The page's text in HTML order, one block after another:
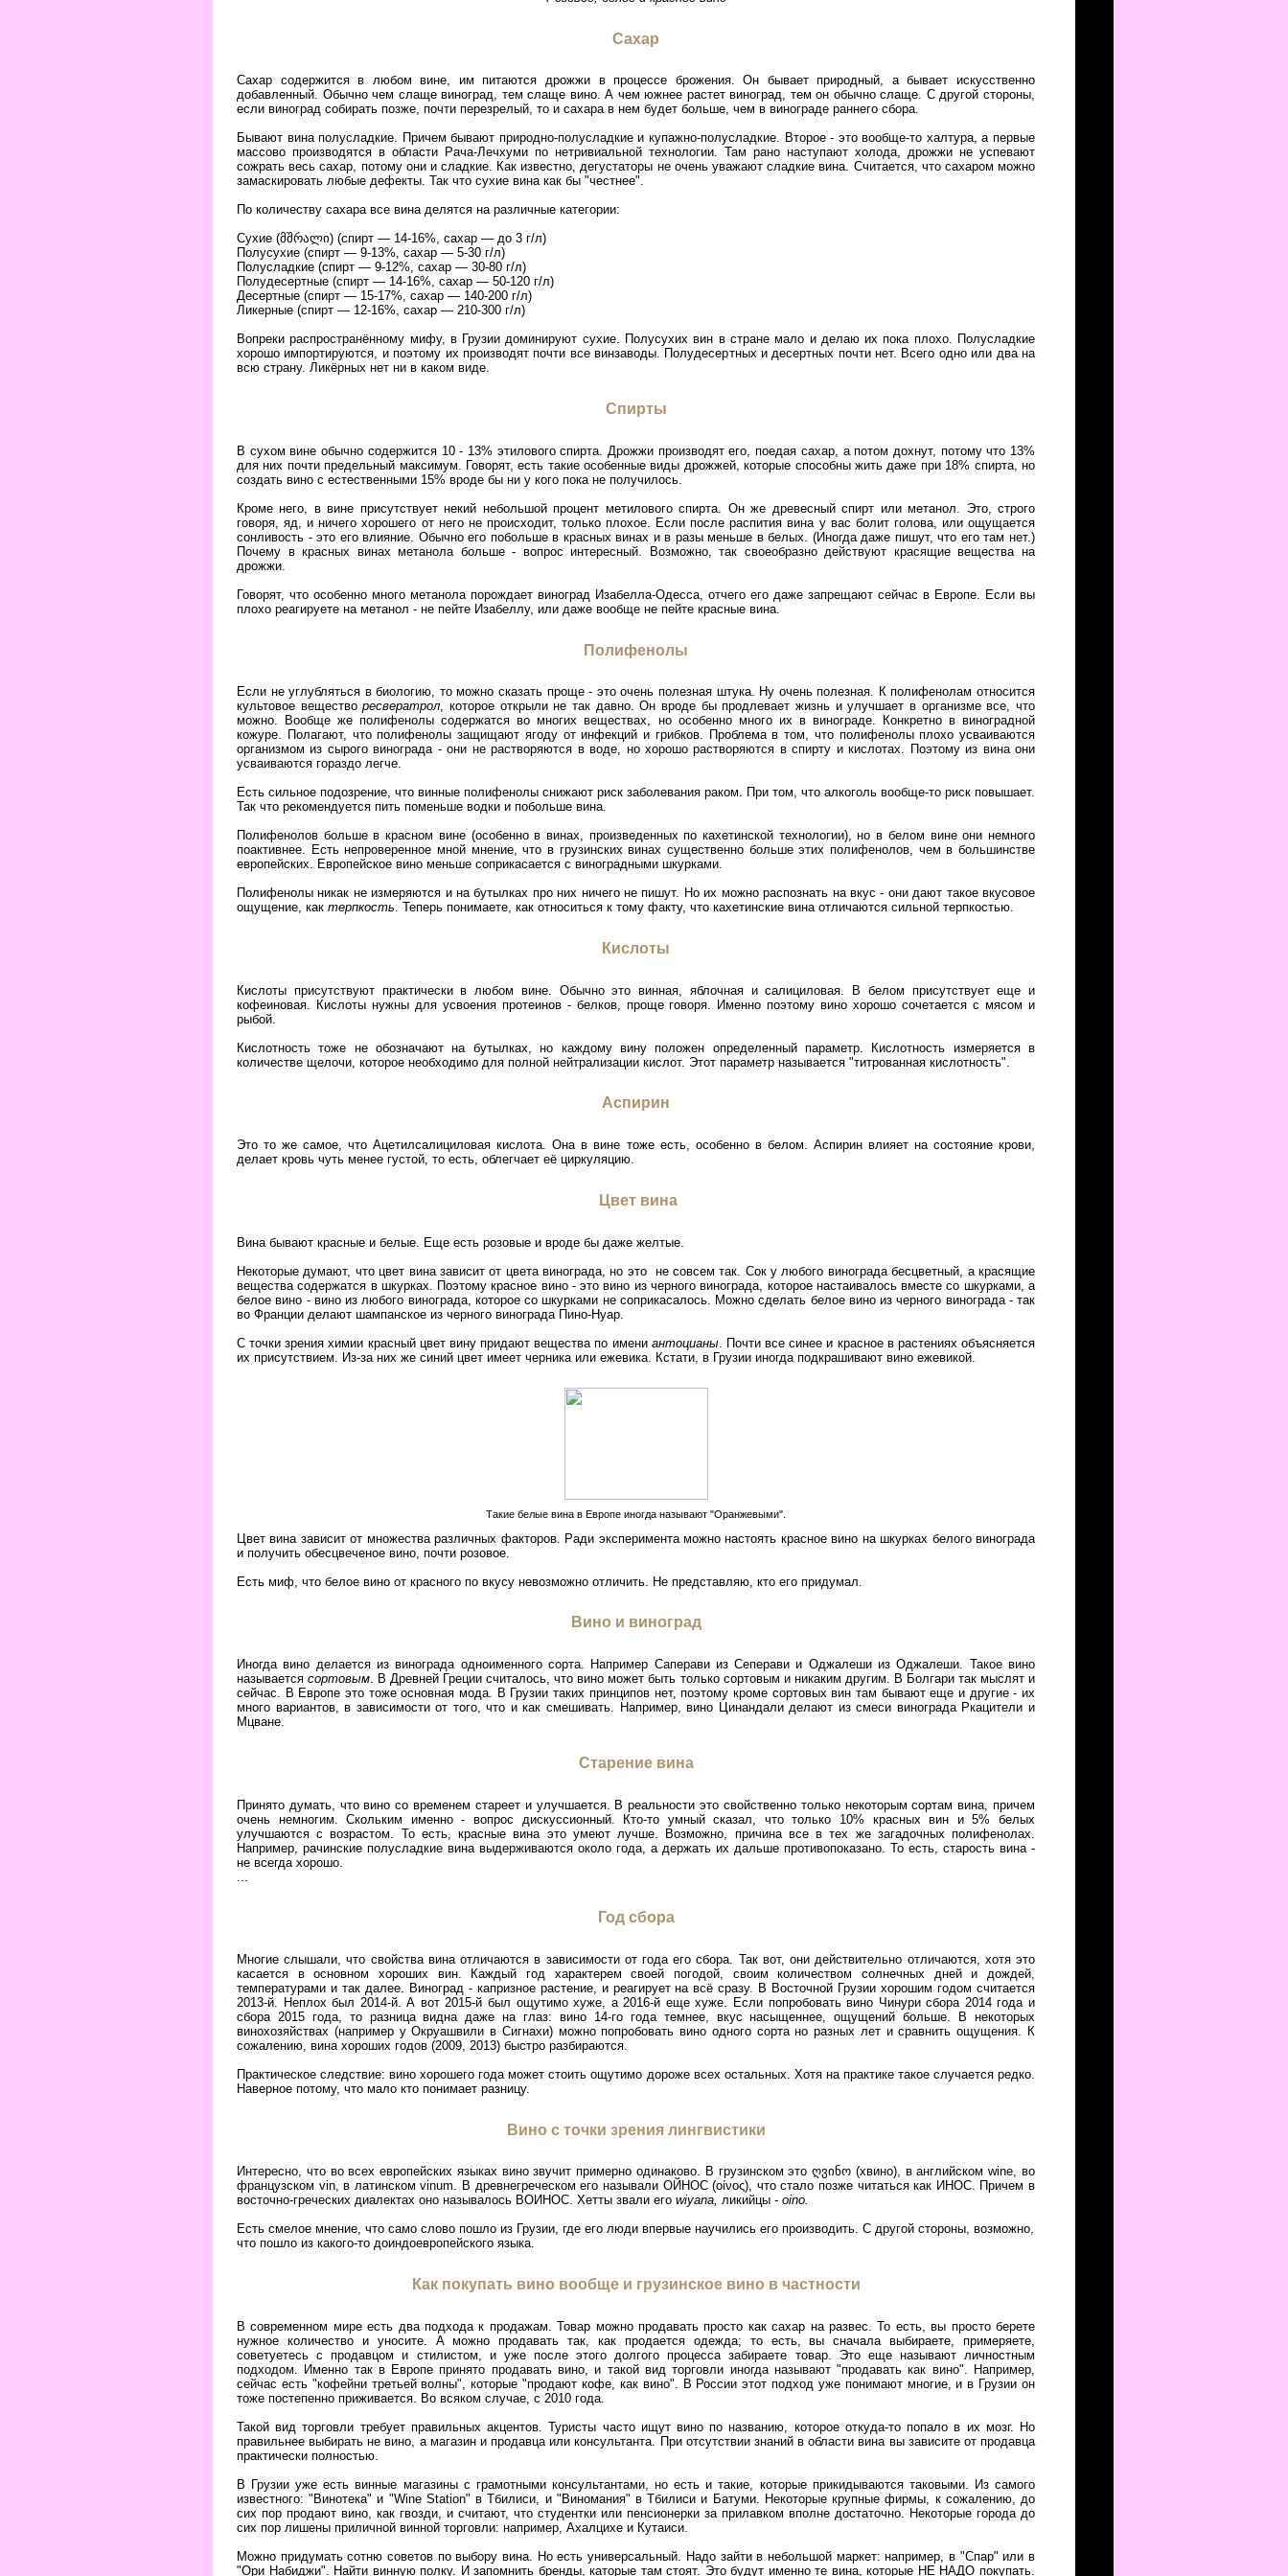
Сахар
Сахар содержится в любом вине, им питаются дрожжи в процессе брожения. Он бывает природный, а бывает искусственно
добавленный. Обычно чем слаще виноград, тем слаще вино. А чем южнее растет виноград, тем он обычно слаще. С другой стороны,
если виноград собирать позже, почти перезрелый, то и сахара в нем будет больше, чем в винограде раннего сбора.
Бывают вина полусладкие. Причем бывают природно-полусладкие и купажно-полусладкие. Второе - это вообще-то халтура, а первые
массово производятся в области Рача-Лечхуми по нетривиальной технологии. Там рано наступают холода, дрожжи не успевают
сожрать весь сахар, потому они и сладкие. Как известно, дегустаторы не очень уважают сладкие вина. Считается, что сахаром можно
замаскировать любые дефекты. Так что сухие вина как бы "честнее".
По количеству сахара все вина делятся на различные категории:
Сухие (მშრალი) (спирт — 14-16%, сахар — до 3 г/л)
Полусухие (спирт — 9-13%, сахар — 5-30 г/л)
Полусладкие (спирт — 9-12%, сахар — 30-80 г/л)
Полудесертные (спирт — 14-16%, сахар — 50-120 г/л)
Десертные (спирт — 15-17%, сахар — 140-200 г/л)
Ликерные (спирт — 12-16%, сахар — 210-300 г/л)
Вопреки распространённому мифу, в Грузии доминируют сухие. Полусухих вин в стране мало и делаю их пока плохо. Полусладкие
хорошо импортируются, и поэтому их производят почти все винзаводы. Полудесертных и десертных почти нет. Всего одно или два на
всю страну. Ликёрных нет ни в каком виде.
Спирты
В сухом вине обычно содержится 10 - 13% этилового спирта. Дрожжи производят его, поедая сахар, а потом дохнут, потому что 13%
для них почти предельный максимум. Говорят, есть такие особенные виды дрожжей, которые способны жить даже при 18% спирта, но
создать вино с естественными 15% вроде бы ни у кого пока не получилось.
Кроме него, в вине присутствует некий небольшой процент метилового спирта. Он же древесный спирт или метанол. Это, строго
говоря, яд, и ничего хорошего от него не происходит, только плохое. Если после распития вина у вас болит голова, или ощущается
сонливость - это его влияние. Обычно его побольше в красных винах и в разы меньше в белых. (Иногда даже пишут, что его там нет.)
Почему в красных винах метанола больше - вопрос интересный. Возможно, так своеобразно действуют красящие вещества на
дрожжи.
Говорят, что особенно много метанола порождает виноград Изабелла-Одесса, отчего его даже запрещают сейчас в Европе. Если вы
плохо реагируете на метанол - не пейте Изабеллу, или даже вообще не пейте красные вина.
Полифенолы
Если не углубляться в биологию, то можно сказать проще - это очень полезная штука. Ну очень полезная. К полифенолам относится
культовое веществоресвератрол, которое открыли не так давно. Он вроде бы продлевает жизнь и улучшает в организме все, что
можно. Вообще же полифенолы содержатся во многих веществах, но особенно много их в винограде. Конкретно в виноградной
кожуре. Полагают, что полифенолы защищают ягоду от инфекций и грибков. Проблема в том, что полифенолы плохо усваиваются
организмом из сырого винограда - они не растворяются в воде, но хорошо растворяются в спирту и кислотах. Поэтому из вина они
усваиваются гораздо легче.
Есть сильное подозрение, что винные полифенолы снижают риск заболевания раком. При том, что алкоголь вообще-то риск повышает.
Так что рекомендуется пить поменьше водки и побольше вина.
Полифенолов больше в красном вине (особенно в винах, произведенных по кахетинской технологии), но в белом вине они немного
поактивнее. Есть непроверенное мной мнение, что в грузинских винах существенно больше этих полифенолов, чем в большинстве
европейских. Европейское вино меньше соприкасается с виноградными шкурками.
Полифенолы никак не измеряются и на бутылках про них ничего не пишут. Но их можно распознать на вкус - они дают такое вкусовое
ощущение, как терпкость. Теперь понимаете, как относиться к тому факту, что кахетинские вина отличаются сильной терпкостью.
Кислоты
Кислоты присутствуют практически в любом вине. Обычно это винная, яблочная и салициловая. В белом присутствует еще и
кофеиновая. Кислоты нужны для усвоения протеинов - белков, проще говоря. Именно поэтому вино хорошо сочетается с мясом и
рыбой.
Кислотность тоже не обозначают на бутылках, но каждому вину положен определенный параметр. Кислотность измеряется в
количестве щелочи, которое необходимо для полной нейтрализации кислот. Этот параметр называется "титрованная кислотность".
Аспирин
Это то же самое, что Ацетилсалициловая кислота. Она в вине тоже есть, особенно в белом. Аспирин влияет на состояние крови,
делает кровь чуть менее густой, то есть, облегчает её циркуляцию.
Цвет вина
Вина бывают красные и белые. Еще есть розовые и вроде бы даже желтые.
Некоторые думают, что цвет вина зависит от цвета винограда, но это не совсем так. Сок у любого винограда бесцветный, а красящие
вещества содержатся в шкурках. Поэтому красное вино - это вино из черного винограда, которое настаивалось вместе со шкурками, а
белое вино - вино из любого винограда, которое со шкурками не соприкасалось. Можно сделать белое вино из черного винограда - так
во Франции делают шампанское из черного винограда Пино-Нуар.
С точки зрения химии красный цвет вину придают вещества по имени антоцианы. Почти все синее и красное в растениях объясняется
их присутствием. Из-за них же синий цвет имеет черника или ежевика. Кстати, в Грузии иногда подкрашивают вино ежевикой.
Такие белые вина в Европе иногда называют "Оранжевыми".
Цвет вина зависит от множества различных факторов. Ради эксперимента можно настоять красное вино на шкурках белого винограда
и получить обесцвеченое вино, почти розовое.
Есть миф, что белое вино от красного по вкусу невозможно отличить. Не представляю, кто его придумал.
Вино и виноград
Иногда вино делается из винограда одноименного сорта. Например Саперави из Сеперави и Оджалеши из Оджалеши. Такое вино
называетсясортовым. В Древней Греции считалось, что вино может быть только сортовым и никаким другим. В Болгари так мыслят и
сейчас. В Европе это тоже основная мода. В Грузии таких принципов нет, поэтому кроме сортовых вин там бывают еще и другие - их
много вариантов, в зависимости от того, что и как смешивать. Например, вино Цинандали делают из смеси винограда Ркацители и
Мцване.
Старение вина
Принято думать, что вино со временем стареет и улучшается. В реальности это свойственно только некоторым сортам вина, причем
очень немногим. Скольким именно - вопрос дискуссионный. Кто-то умный сказал, что только 10% красных вин и 5% белых
улучшаются с возрастом. То есть, красные вина это умеют лучше. Возможно, причина все в тех же загадочных полифенолах.
Например, рачинские полусладкие вина выдерживаются около года, а держать их дальше противопоказано. То есть, старость вина -
не всегда хорошо.
Год сбора
Многие слышали, что свойства вина отличаются в зависимости от года его сбора. Так вот, они действительно отличаются, хотя это
касается в основном хороших вин. Каждый год характерем своей погодой, своим количеством солнечных дней и дождей,
температурами и так далее. Виноград - капризное растение, и реагирует на всё сразу. В Восточной Грузии хорошим годом считается
2013-й. Неплох был 2014-й. А вот 2015-й был ощутимо хуже, а 2016-й еще хуже. Если попробовать вино Чинури сбора 2014 года и
сбора 2015 года, то разница видна даже на глаз: вино 14-го года темнее, вкус насыщеннее, ощущений больше. В некоторых
винохозяйствах (например у Окруашвили в Сигнахи) можно попробовать вино одного сорта но разных лет и сравнить ощущения. К
сожалению, вина хороших годов (2009, 2013) быстро разбираются.
Практическое следствие: вино хорошего года может стоить ощутимо дороже всех остальных. Хотя на практике такое случается редко.
Наверное потому, что мало кто понимает разницу.
Вино с точки зрения лингвистики
Интересно, что во всех европейских языках вино звучит примерно одинаково. В грузинском это ღვინო (хвино), в английском wine, во
французском vin, в латинском vinum. В древнегреческом его называли ОЙНОС (οίνος), что стало позже читаться как ИНОС. Причем в
восточно-греческих диалектах оно называлось ВОИНОС. Хетты звали его wiyana, ликийцы - oino.
Есть смелое мнение, что само слово пошло из Грузии, где его люди впервые научились его производить. С другой стороны, возможно,
что пошло из какого-то доиндоевропейского языка.
Как покупать вино вообще и грузинское вино в частности
В современном мире есть два подхода к продажам. Товар можно продавать просто как сахар на развес. То есть, вы просто берете
нужное количество и уносите. А можно продавать так, как продается одежда; то есть, вы сначала выбираете, примеряете,
советуетесь с продавцом и стилистом, и уже после этого долгого процесса забираете товар. Это еще называют личностным
подходом. Именно так в Европе принято продавать вино, и такой вид торговли иногда называют "продавать как вино". Например,
сейчас есть "кофейни третьей волны", которые "продают кофе, как вино". В России этот подход уже понимают многие, и в Грузии он
тоже постепенно приживается. Во всяком случае, с 2010 года.
Такой вид торговли требует правильных акцентов. Туристы часто ищут вино по названию, которое откуда-то попало в их мозг. Но
правильнее выбирать не вино, а магазин и продавца или консультанта. При отсутствии знаний в области вина вы зависите от продавца
практически полностью.
В Грузии уже есть винные магазины с грамотными консультантами, но есть и такие, которые прикидываются таковыми. Из самого
известного: "Винотека" и "Wine Station" в Тбилиси, и "Виномания" в Тбилиси и Батуми. Некоторые крупные фирмы, к сожалению, до
сих пор продают вино, как гвозди, и считают, что студентки или пенсионерки за прилавком вполне достаточно. Некоторые города до
сих пор лишены приличной винной торговли: например, Ахалцихе и Кутаиси.
Можно придумать сотню советов по выбору вина. Но есть универсальный. Надо зайти в небольшой маркет: например, в "Спар" или в
"Ори Набиджи". Найти винную полку. И запомнить бренды, каторые там стоят. Это будут именно те вина, которые НЕ НАДО покупать.